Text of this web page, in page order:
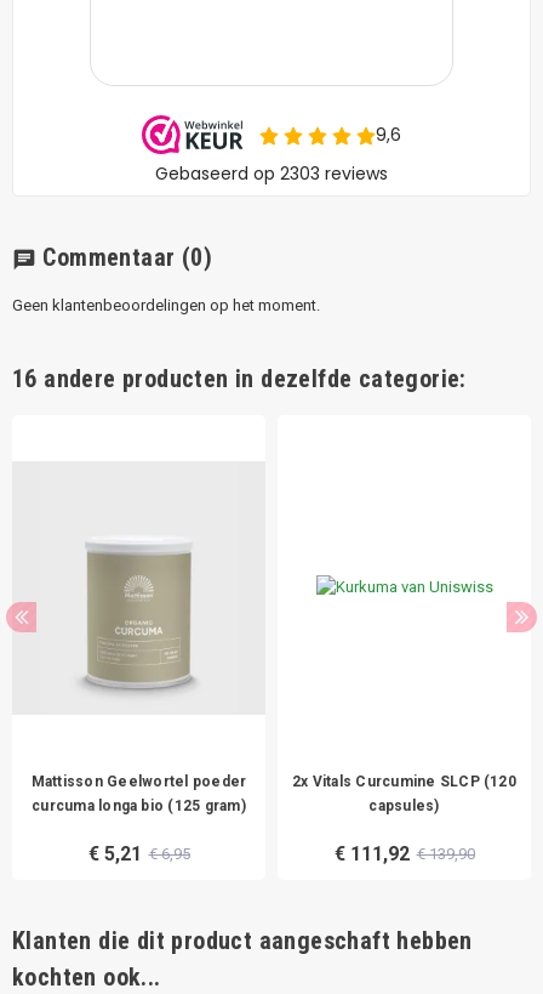
chat Commentaar (0)
Geen klantenbeoordelingen op het moment.
16 andere producten in dezelfde categorie:
Mattisson Geelwortel poeder
curcuma longa bio (125 gram)
€ 5,21 € 6,95
2x Vitals Curcumine SLCP (120
capsules)
€ 111,92 € 139,90
Klanten die dit product aangeschaft hebben
kochten ook...